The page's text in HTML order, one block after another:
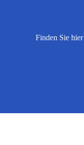
Finden Sie